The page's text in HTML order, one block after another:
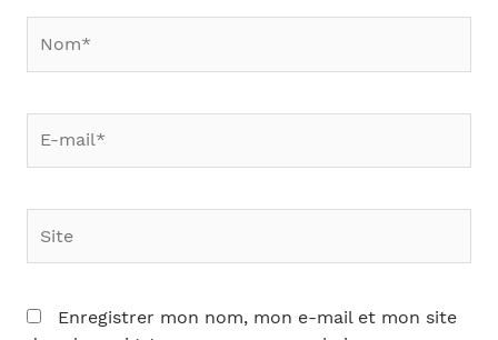
mail*
Enregistrer mon nom, mon e-mail et mon site